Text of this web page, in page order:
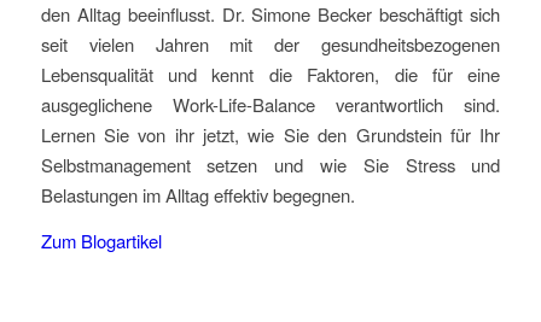
den Alltag beeinflusst. Dr. Simone Becker beschäftigt sich
seit vielen Jahren mit der gesundheitsbezogenen
Lebensqualität und kennt die Faktoren, die für eine
ausgeglichene Work-Life-Balance verantwortlich sind.
Lernen Sie von ihr jetzt, wie Sie den Grundstein für Ihr
Selbstmanagement setzen und wie Sie Stress und
Belastungen im Alltag effektiv begegnen.
Zum Blogartikel